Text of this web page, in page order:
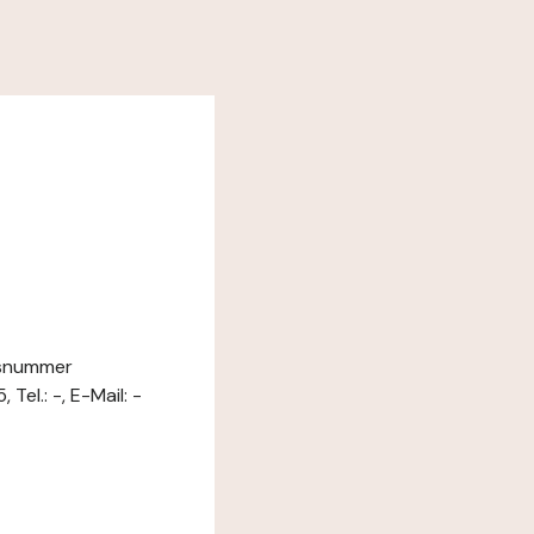
Tel.: -, E-Mail: -